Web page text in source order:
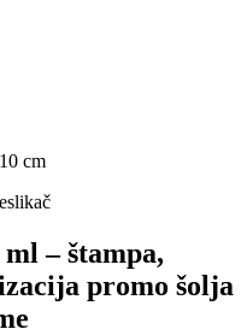
cm
– štampa,
promo šolja